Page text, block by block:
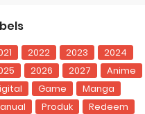
2022 2023
2024
2026 2027
Anime
Game
Manga
Produk
Redeem